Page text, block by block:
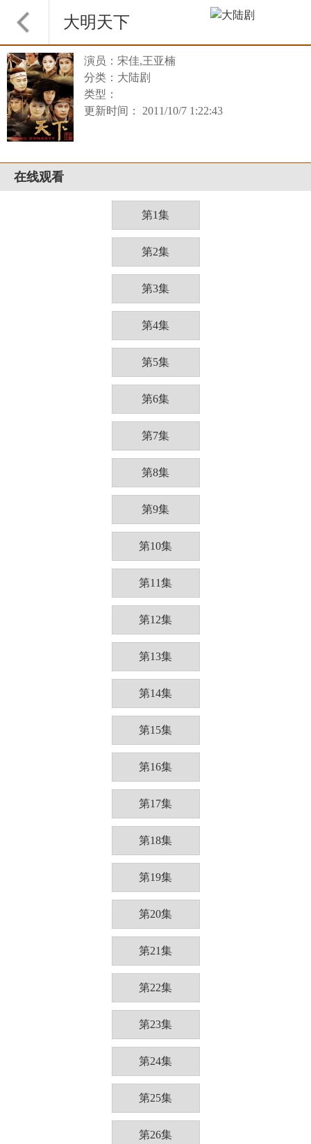
大明天下
演员：宋佳,王亚楠
分类：大陆剧
类型：
更新时间： 2011/10/7 1:22:43
在线观看
第1集
第2集
第3集
第4集
第5集
第6集
第7集
第8集
第9集
第10集
第11集
第12集
第13集
第14集
第15集
第16集
第17集
第18集
第19集
第20集
第21集
第22集
第23集
第24集
第25集
第26集